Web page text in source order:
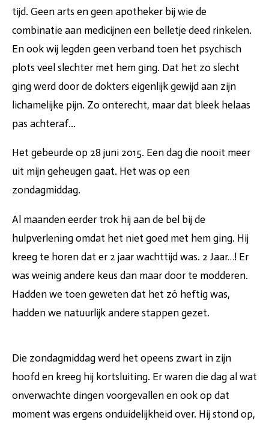
tijd. Geen arts en geen apotheker bij wie de
combinatie aan medicijnen een belletje deed rinkelen.
En ook wij legden geen verband toen het psychisch
plots veel slechter met hem ging. Dat het zo slecht
ging werd door de dokters eigenlijk gewijd aan zijn
lichamelijke pijn. Zo onterecht, maar dat bleek helaas
pas achteraf...
Het gebeurde op 28 juni 2015. Een dag die nooit meer
uit mijn geheugen gaat. Het was op een
zondagmiddag.
Al maanden eerder trok hij aan de bel bij de
hulpverlening omdat het niet goed met hem ging. Hij
kreeg te horen dat er 2 jaar wachttijd was. 2 Jaar…! Er
was weinig andere keus dan maar door te modderen.
Hadden we toen geweten dat het zó heftig was,
hadden we natuurlijk andere stappen gezet.
Die zondagmiddag werd het opeens zwart in zijn
hoofd en kreeg hij kortsluiting. Er waren die dag al wat
onverwachte dingen voorgevallen en ook op dat
moment was ergens onduidelijkheid over. Hij stond op,